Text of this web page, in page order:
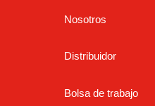
Nosotros
Distribuidor
Bolsa de trabajo